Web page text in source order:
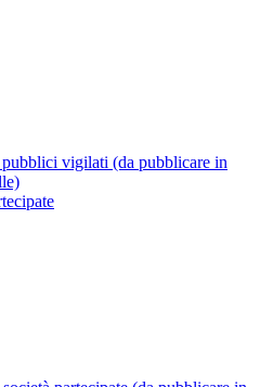
vigilati (da pubblicare in